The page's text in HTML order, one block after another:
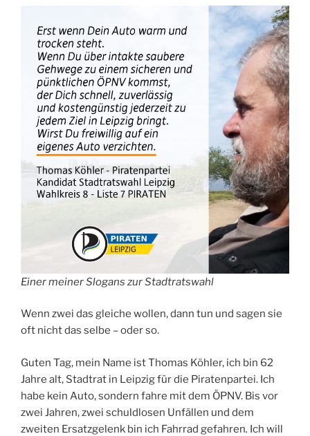
Einer meiner Slogans zur Stadtratswahl
Wenn zwei das gleiche wollen, dann tun und sagen sie
oft nicht das selbe – oder so.
Guten Tag, mein Name ist Thomas Köhler, ich bin 62
Jahre alt, Stadtrat in Leipzig für die Piratenpartei. Ich
habe kein Auto, sondern fahre mit dem ÖPNV. Bis vor
zwei Jahren, zwei schuldlosen Unfällen und dem
zweiten Ersatzgelenk bin ich Fahrrad gefahren. Ich will